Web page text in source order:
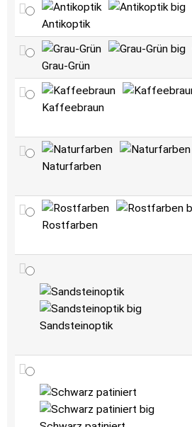
Antikoptik
Grau-Grün
Kaffeebraun
Naturfarben
Rostfarben
Sandsteinoptik